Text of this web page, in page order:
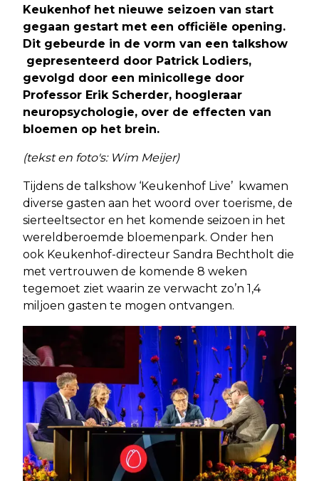
Keukenhof het nieuwe seizoen van start
gegaan gestart met een officiële opening.
Dit gebeurde in de vorm van een talkshow
gepresenteerd door Patrick Lodiers,
gevolgd door een minicollege door
Professor Erik Scherder, hoogleraar
neuropsychologie, over de effecten van
bloemen op het brein.
(tekst en foto's: Wim Meijer)
Tijdens de talkshow ‘Keukenhof Live’ kwamen
diverse gasten aan het woord over toerisme, de
sierteeltsector en het komende seizoen in het
wereldberoemde bloemenpark. Onder hen
ook Keukenhof-directeur Sandra Bechtholt die
met vertrouwen de komende 8 weken
tegemoet ziet waarin ze verwacht zo’n 1,4
miljoen gasten te mogen ontvangen.